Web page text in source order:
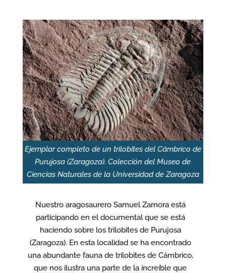
Ejemplar completo de un trilobites del Cámbrico de
Purujosa (Zaragoza). Colección del Museo de
Ciencias Naturales de la Universidad de Zaragoza
Nuestro aragosaurero Samuel Zamora está
participando en el documental que se está
haciendo sobre los trilobites de Purujosa
(Zaragoza). En esta localidad se ha encontrado
una abundante fauna de trilobites de Cámbrico,
que nos ilustra una parte de la increíble que